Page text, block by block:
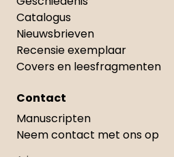
Catalogus
Nieuwsbrieven
Recensie exemplaar
Covers en leesfragmenten
Contact
Manuscripten
Neem contact met ons op